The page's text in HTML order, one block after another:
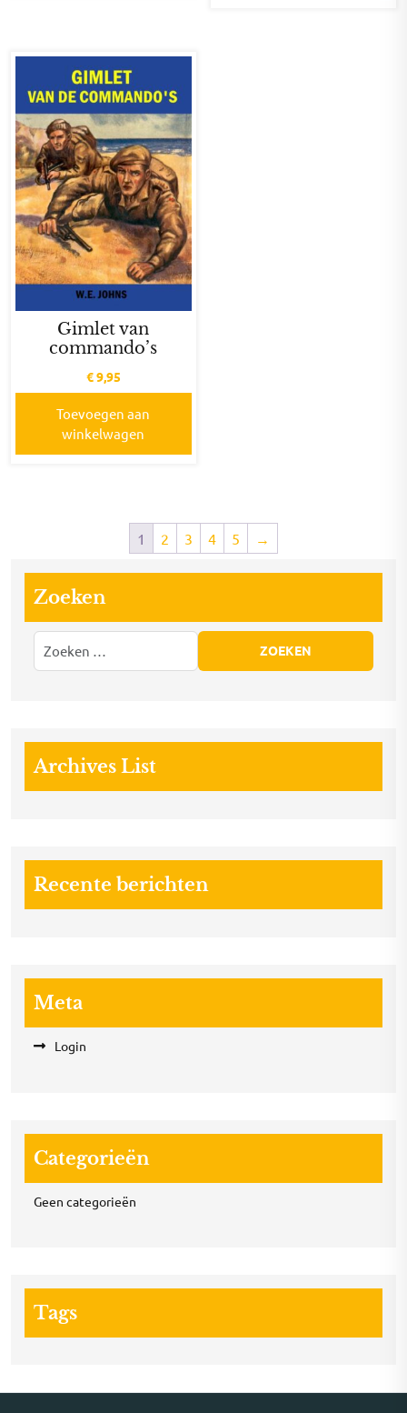
Gimlet van
commando’s
€9,95
Toevoegen aan
winkelwagen
1 2 3 4 5 →
Zoeken
Archives List
Recente berichten
Meta
Login
Categorieën
Geen categorieën
Tags